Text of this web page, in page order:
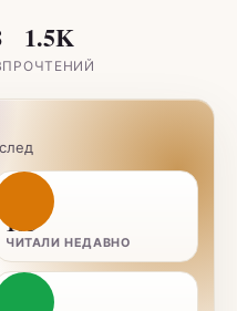
1.5K
ПРОЧТЕНИЙ
105
ЧИТАЛИ НЕДАВНО